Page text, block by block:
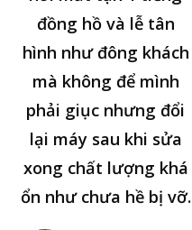
đồng hồ và lễ tân
hình như đông khách
mà không để mình
phải giục nhưng đổi
lại máy sau khi sửa
xong chất lượng khá
ổn như chưa hề bị vỡ.